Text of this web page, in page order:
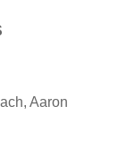
Aaron